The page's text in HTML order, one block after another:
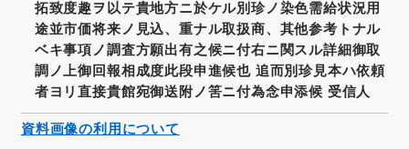
拓致度趣ヲ以テ貴地方ニ於ケル別珍ノ染色需給状況用
途並市価将来ノ見込、重ナル取扱商、其他参考トナル
ベキ事項ノ調査方願出有之候ニ付右ニ関スル詳細御取
調ノ上御回報相成度此段申進候也 追而別珍見本ハ依頼
者ヨリ直接貴館宛御送附ノ筈ニ付為念申添候 受信人
資料画像の利用について